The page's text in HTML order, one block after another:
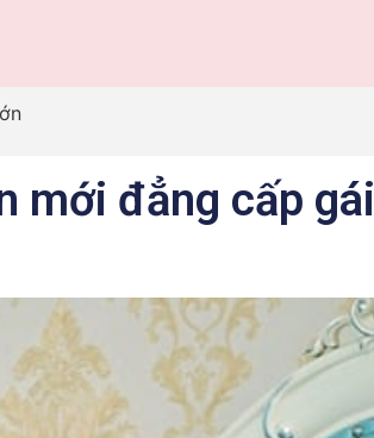
mới đẳng cấp gái